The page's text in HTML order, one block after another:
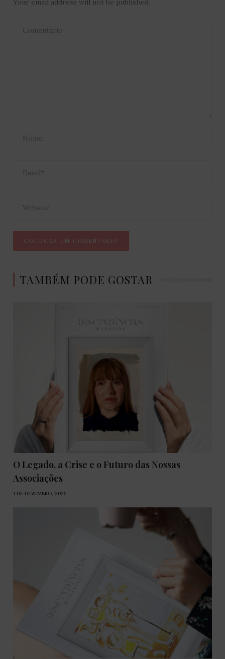
Your email address will not be published.
TAMBÉM PODE GOSTAR
O Legado, a Crise e o Futuro das Nossas
Associações
1 DE DEZEMBRO, 2025